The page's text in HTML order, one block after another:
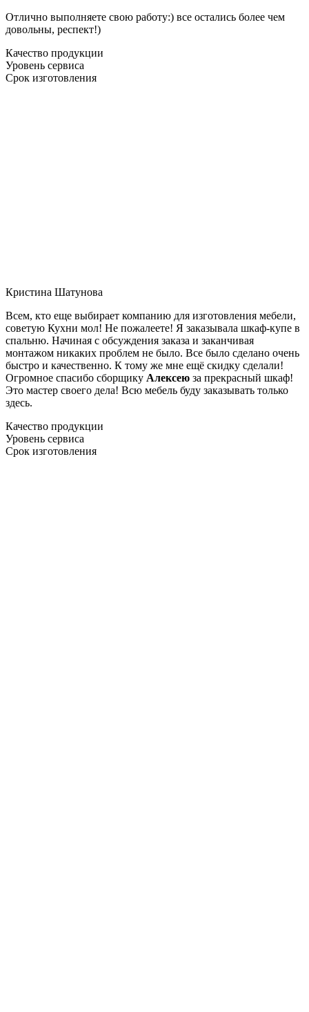
Отлично выполняете свою работу:) все остались более чем
довольны, респект!)
Качество продукции
Уровень сервиса
Срок изготовления
Кристина Шатунова
Всем, кто еще выбирает компанию для изготовления мебели,
советую Кухни мол! Не пожалеете! Я заказывала шкаф-купе в
спальню. Начиная с обсуждения заказа и заканчивая
монтажом никаких проблем не было. Все было сделано очень
быстро и качественно. К тому же мне ещё скидку сделали!
Огромное спасибо сборщику Алексею за прекрасный шкаф!
Это мастер своего дела! Всю мебель буду заказывать только
здесь.
Качество продукции
Уровень сервиса
Срок изготовления